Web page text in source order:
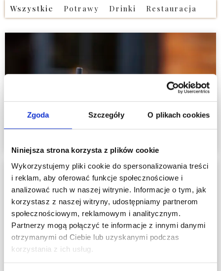
Zgoda Szczegóły O plikach cookies
Niniejsza strona korzysta z plików cookie
Wykorzystujemy pliki cookie do spersonalizowania treści
i reklam, aby oferować funkcje społecznościowe i
analizować ruch w naszej witrynie. Informacje o tym, jak
korzystasz z naszej witryny, udostępniamy partnerom
społecznościowym, reklamowym i analitycznym.
Partnerzy mogą połączyć te informacje z innymi danymi
otrzymanymi od Ciebie lub uzyskanymi podczas
korzystania z ich usług.
Wszystkie Potrawy Drinki Restauracja